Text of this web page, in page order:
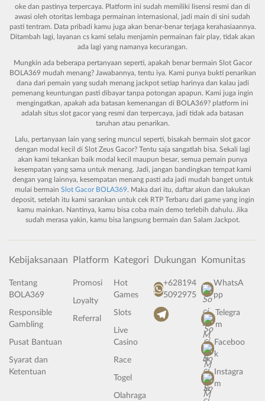
oke dan pastinya terpercaya. Platform ini sudah memiliki lisensi resmi dan di
awasi oleh otoritas lembaga permainan internasional, jadi main di sini sudah
pasti tentram. Data pribadi kamu juga akan benar-benar terjaga kerahasiaannya.
Ditambah lagi, layanan cs kami selalu menjamin permainan fair play, tidak akan
ada lagi yang namanya kecurangan.
Mungkin ada beberapa pertanyaan seperti, apakah benar bermain Slot Gacor
BOLA369 mudah menang? Jawabannya, tentu iya. Kami punya bukti penarikan
dana dari pemain yang sudah menang jackpot setiap harinya dan kalau jadi
pemenang keuntungan pasti dibayar tanpa potongan apapun. Kami juga ingin
mengingatkan, apakah ada batasan kemenangan di BOLA369? platform ini
adalah situs slot gacor yang resmi dan terpercaya, jadi tidak ada batasan
taruhan atau penarikan.
Lalu, pertanyaan lain yang sering muncul seperti, bisakah bermain slot gacor
dengan modal kecil di Slot Zeus Gacor? Tentu saja sangatlah bisa. Sekali lagi
akan kami tekankan baik modal kecil maupun besar, semua pemain punya
kesempatan yang sama untuk menang. Jadi, jangan bandingkan tempat kami
dengan yang lainnya, kesempatan menang pasti ada jadi mudah banget untuk
mulai bermain Slot Gacor BOLA369. Maka dari itu, daftar akun dan lakukan
deposit, setelah itu kami sarankan untuk cek RTP Terbaru dari game yang ingin
kamu mainkan. Nantinya, kamu bisa coba main demo terlebih dahulu. Jika
sudah merasa yakin, kamu bisa langsung bermain dan Salam Jackpot.
Kebijaksanaan
Tentang
BOLA369
Responsible
Gambling
Pusat Bantuan
Syarat dan
Ketentuan
Platform
Promosi
Loyalty
Referral
Kategori
Hot
Games
Slots
Live
Casino
Race
Togel
Olahraga
Dukungan
+628194
5092975
Komunitas
WhatsA
pp
Telegra
m
Faceboo
k
Instagra
m